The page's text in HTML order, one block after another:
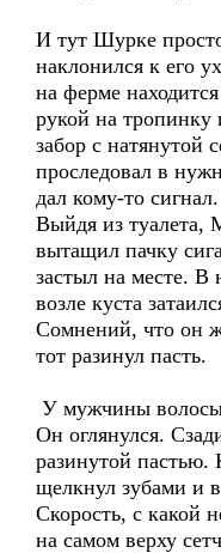
И тут Шурке
наклонился к его
на ферме
рукой на тропинку
забор с натянутой
проследовал в
дал кому-то сигнал.
Выйдя из туалета,
вытащил пачку
застыл на месте. В
возле куста
Сомнений, что он
тот разинул пасть.
У мужчины волосы
Он оглянулся.
разинутой
щелкнул зубами и
Скорость, с какой
на самом верху